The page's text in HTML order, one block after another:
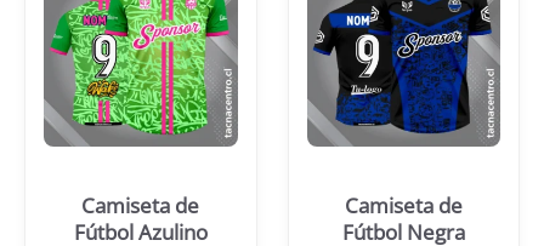
Camiseta de
Fútbol Azulino
Camiseta de
Fútbol Negra